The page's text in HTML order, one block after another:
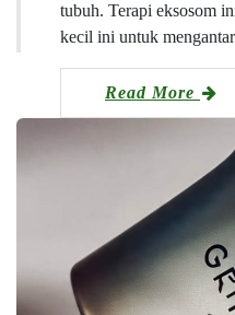
tubuh. Terapi eksosom
kecil ini untuk
Read More